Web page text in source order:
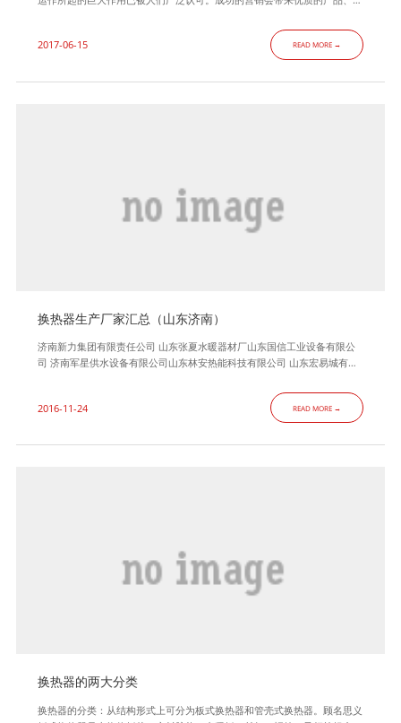
场商人,而杰亚伯拉罕就是真正理解这一点的为数不多的几位财智之士之一
。 营销技巧能搞定客户是生存，让客户追随自己是发展。销售中可运用
的战术也是变幻无常，但“心理战术”却是隐藏在所有战术背后的最根本力
2017-06-15 READ MORE →
换热器生产厂家汇总（山东济南）
济南新力集团有限责任公司 山东张夏水暖器材厂山东国信工业设备有限公
司 济南军星供水设备有限公司山东林安热能科技有限公司 山东宏易城有限
2016-11-24 READ MORE →
换热器的两大分类
换热器的分类：从结构形式上可分为板式换热器和管壳式换热器。顾名思义